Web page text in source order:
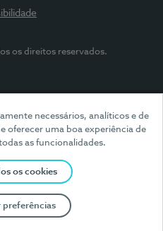
necessários, analíticos e de
oferecer uma boa experiência de
as funcionalidades.
os cookies
os direitos reservados.